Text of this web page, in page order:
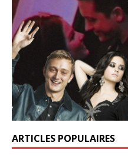
ARTICLES POPULAIRES